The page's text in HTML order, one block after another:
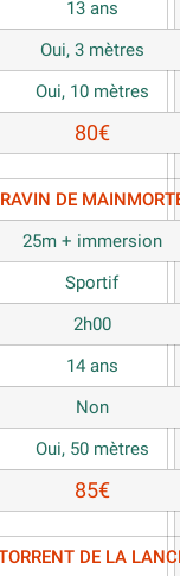
13 ans
Oui, 3 mètres
Oui, 10 mètres
80€
RAVIN DE
25m + immersion
Sportif
2h00
14 ans
Non
Oui, 50 mètres
85€
DE LA